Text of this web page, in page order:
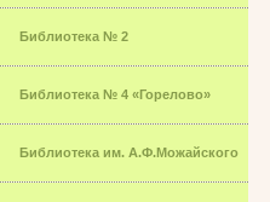
Библиотека № 2
Библиотека № 4 «Горелово»
Библиотека им. А.Ф.Можайского